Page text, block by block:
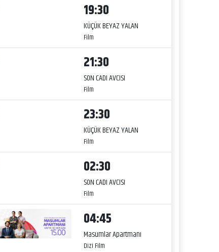
19:30
KÜÇÜK BEYAZ YALAN
Film
21:30
SON CADI AVCISI
Film
23:30
KÜÇÜK BEYAZ YALAN
Film
02:30
SON CADI AVCISI
Film
04:45
Masumlar Apartmanı
Dizi Film